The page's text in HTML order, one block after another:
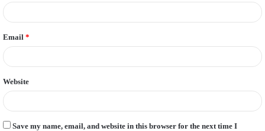
Email *
Website
Save my name, email, and website in this browser for the next time I